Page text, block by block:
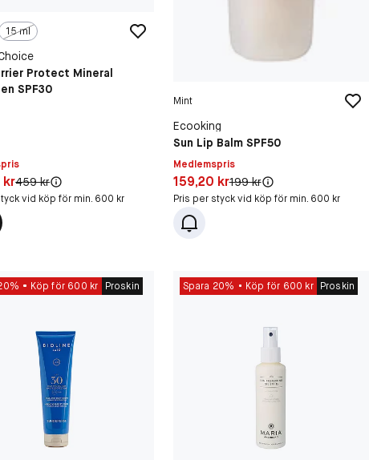
15 ml
Protect Mineral
SPF30
kr
krOriginal pris:
459 kr
vid köp för min. 600 kr
Mint
Ecooking
Sun Lip Balm SPF50
Medlemspris
Pris: 159,20 kr
159,20 krOriginal pris:
199 kr
Pris per styck vid köp för min. 600 kr
Köp för 600 kr Proskin Spara 20% Köp för 600 kr Proskin